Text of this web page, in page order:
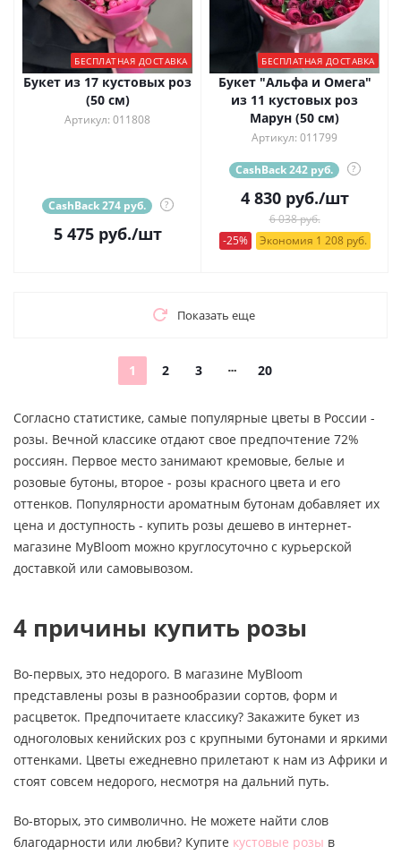
БЕСПЛАТНАЯ ДОСТАВКА
Букет из 17 кустовых роз
(50 см)
Артикул: 011808
CashBack 274 руб. ?
5 475руб./шт
БЕСПЛАТНАЯ ДОСТАВКА
Букет "Альфа и Омега"
из 11 кустовых роз
Марун (50 см)
Артикул: 011799
CashBack 242 руб. ?
4 830руб./шт
6 038 руб.
-25%
Экономия 1 208 руб.
Показать еще
1 2 3 20
Согласно статистике, самые популярные цветы в России -
розы. Вечной классике отдают свое предпочтение 72%
россиян. Первое место занимают кремовые, белые и
розовые бутоны, второе - розы красного цвета и его
оттенков. Популярности ароматным бутонам добавляет их
цена и доступность - купить розы дешево в интернет-
магазине MyBloom можно круглосуточно с курьерской
доставкой или самовывозом.
4 причины купить розы
Во-первых, это недорого. В магазине MyBloom
представлены розы в разнообразии сортов, форм и
расцветок. Предпочитаете классику? Закажите букет из
одноголовых кенийских роз с крупными бутонами и яркими
оттенками. Цветы ежедневно прилетают к нам из Африки и
стоят совсем недорого, несмотря на дальний путь.
Во-вторых, это символично. Не можете найти слов
благодарности или любви? Купите кустовые розы в